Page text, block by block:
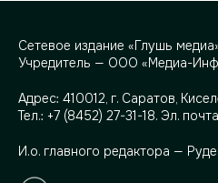
Сетевое издание «Глушь
Учредитель — ООО «Медиа-
Адрес: 410012, г. Саратов,
Тел.: +7 (8452) 27-31-18. Эл.
И.о. главного редактора —